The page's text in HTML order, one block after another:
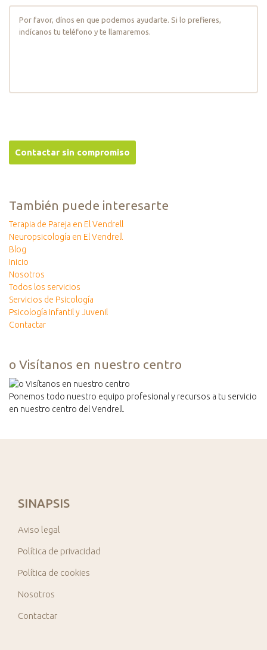
También puede interesarte
Terapia de Pareja en El Vendrell
Neuropsicología en El Vendrell
Blog
Inicio
Nosotros
Todos los servicios
Servicios de Psicología
Psicología Infantil y Juvenil
Contactar
o Visítanos en nuestro centro
Ponemos todo nuestro equipo profesional y recursos a tu servicio
en nuestro centro del Vendrell.
SINAPSIS
Aviso legal
Política de privacidad
Política de cookies
Nosotros
Contactar